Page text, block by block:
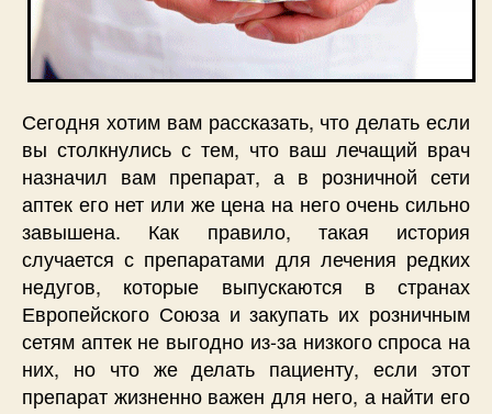
Сегодня хотим вам рассказать, что делать если
вы столкнулись с тем, что ваш лечащий врач
назначил вам препарат, а в розничной сети
аптек его нет или же цена на него очень сильно
завышена. Как правило, такая история
случается с препаратами для лечения редких
недугов, которые выпускаются в странах
Европейского Союза и закупать их розничным
сетям аптек не выгодно из-за низкого спроса на
них, но что же делать пациенту, если этот
препарат жизненно важен для него, а найти его